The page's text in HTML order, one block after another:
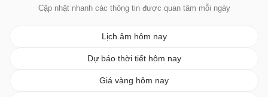
Cập nhật nhanh các thông tin được quan tâm mỗi ngày
Lịch âm hôm nay
Dự báo thời tiết hôm nay
Giá vàng hôm nay